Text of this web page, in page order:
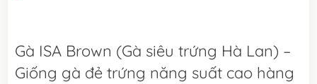
Gà ISA Brown (Gà siêu trứng Hà Lan) –
Giống gà đẻ trứng năng suất cao hàng